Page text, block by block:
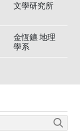
文學研究所
金恆鑣 地理
學系